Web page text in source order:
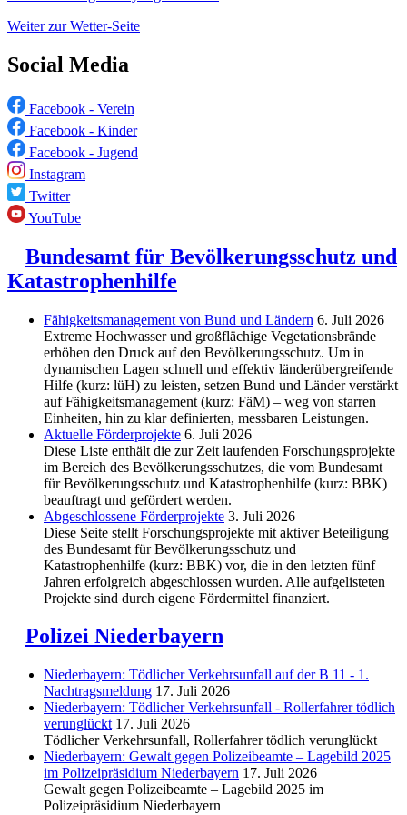
Weiter zur Wetter-Seite
Social Media
Facebook - Verein
Facebook - Kinder
Facebook - Jugend
Instagram
Twitter
YouTube
Bundesamt für Bevölkerungsschutz und
Katastrophenhilfe
Fähigkeitsmanagement von Bund und Ländern 6. Juli 2026
Extreme Hochwasser und großflächige Vegetationsbrände
erhöhen den Druck auf den Bevölkerungsschutz. Um in
dynamischen Lagen schnell und effektiv länderübergreifende
Hilfe (kurz: lüH) zu leisten, setzen Bund und Länder verstärkt
auf Fähigkeitsmanagement (kurz: FäM) – weg von starren
Einheiten, hin zu klar definierten, messbaren Leistungen.
Aktuelle Förderprojekte 6. Juli 2026
Diese Liste enthält die zur Zeit laufenden Forschungsprojekte
im Bereich des Be­völkerungs­schutzes, die vom Bundesamt
für Bevölkerungsschutz und Katastrophenhilfe (kurz: BBK)
beauftragt und gefördert werden.
Abgeschlos­sene Förderprojekte 3. Juli 2026
Diese Seite stellt Forschungsprojekte mit aktiver Beteiligung
des Bundesamt für Bevölkerungsschutz und
Katastrophenhilfe (kurz: BBK) vor, die in den letzten fünf
Jahren erfolgreich abgeschlossen wurden. Alle aufgelisteten
Projekte sind durch eigene Fördermittel finanziert.
Polizei Niederbayern
Niederbayern: Tödlicher Verkehrsunfall auf der B 11 - 1.
Nachtragsmeldung 17. Juli 2026
Niederbayern: Tödlicher Verkehrsunfall - Rollerfahrer tödlich
verunglückt 17. Juli 2026
Tödlicher Verkehrsunfall, Rollerfahrer tödlich verunglückt
Niederbayern: Gewalt gegen Polizeibeamte – Lagebild 2025
im Polizeipräsidium Niederbayern 17. Juli 2026
Gewalt gegen Polizeibeamte – Lagebild 2025 im
Polizeipräsidium Niederbayern